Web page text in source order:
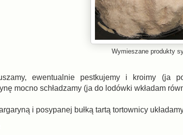
Wymieszane produkty
ewentualnie pestkujemy i kroimy (ja
mocno schładzamy (ja do lodówki wkładam
i posypanej bułką tartą tortownicy